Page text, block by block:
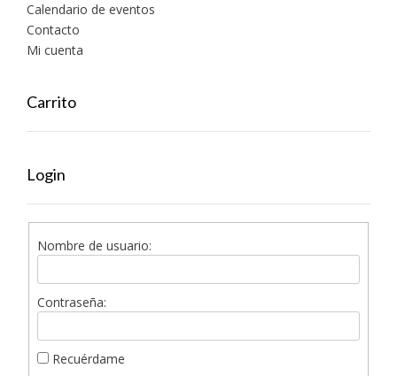
Calendario de eventos
Contacto
Mi cuenta
Carrito
Login
Nombre de usuario:
Contraseña:
Recuérdame